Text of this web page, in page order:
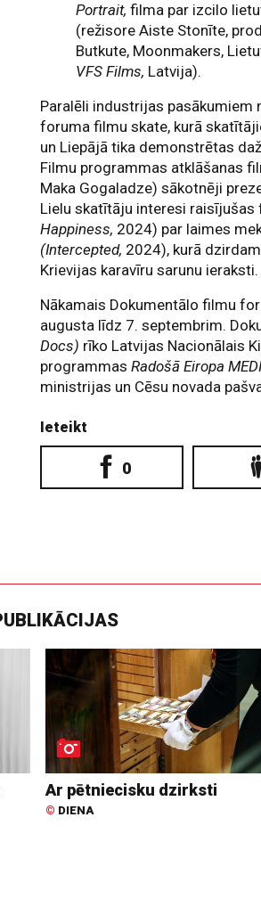
Portrait, filma par izcilo
(režisore Aiste Stonīte,
Butkute, Moonmakers,
VFS Films, Latvija).
Paralēli industrijas
foruma filmu skate, kurā
un Liepājā tika demonstrētas
Filmu programmas atklāšanas
Maka Gogaladze) sākotnēji
Lielu skatītāju interesi raisījušas
Happiness, 2024) par laimes
(Intercepted, 2024), kurā
Krievijas karavīru sarunu ieraksti.
Nākamais Dokumentālo filmu
augusta līdz 7. septembrim.
Docs) rīko Latvijas Nacionālais
programmasRadošā Eiropa
ministrijas un Cēsu novada
Ieteikt
0
Ar pētniecisku dzirksti
© DIENA